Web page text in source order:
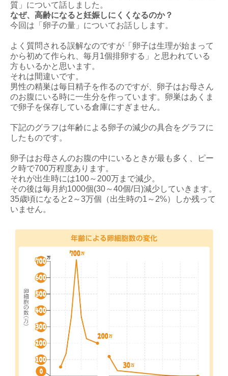
質」について話しました。
なぜ、高齢になると妊娠しにくくなるのか？
今回は「卵子の量」についてお話しします。
よく質問される誤解なのですが「卵子は生理が始まって
から初めて作られ、毎月1個排卵する」と思われている
方もいるかと思います。
それは間違いです。
男性の精巣は毎日精子を作るのですが、卵子はお母さん
のお腹にいる時に一生分を作っています。卵巣はあくま
で卵子を保存している倉庫にすぎません。
下記のグラフは年齢による卵子の減少の具合をグラフに
したものです。
卵子はお母さんのお腹の中にいるときが最も多く、ピー
ク時で700万程度あります。
それが出生時には100～200万まで減少。
その後は毎月約1000個(30～40個/日)減少していきます。
35歳頃になると2～3万個（出生時の1～2%）しか残って
いません。